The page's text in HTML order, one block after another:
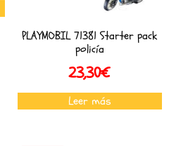
PLAYMOBIL 71381 Starter pack
policía
23,30€
Leer más